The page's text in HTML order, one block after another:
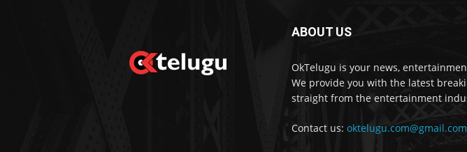
ABOUT US
OkTelugu is your news,
We provide you with the latest
straight from the entertainment
Contact us: oktelugu.com@gmail.com